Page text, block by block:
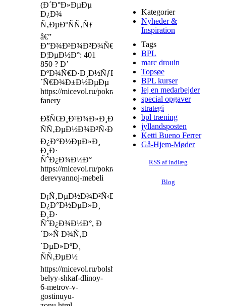
(Ð´Ð°Ð»ÐµÐµ
Ð¿Ð¾
Ñ‚ÐµÐºÑÑ‚Ñƒ
â€”
Ð”Ð¾Ð³Ð¾Ð²Ð¾Ñ€)
Ð¦ÐµÐ½Ð°: 401
850 ? Ð’
ÐºÐ¾Ñ€Ð·Ð¸Ð½ÑƒÐŸÐ¾Ð
´Ñ€Ð¾Ð±Ð½ÐµÐµ
https://micevol.ru/pokraska/pokraska-
fanery
ÐšÑ€Ð¸Ð²Ð¾Ð»Ð¸Ð½ÐµÐ¹Ð½Ñ‹Ðµ
ÑÑ‚ÐµÐ½Ð¾Ð²Ñ‹Ðµ
Ð¿Ð°Ð½ÐµÐ»Ð¸
Ð¸Ð·
ÑˆÐ¿Ð¾Ð½Ð°
https://micevol.ru/pokraska/pokraska-
derevyannoj-mebeli
Ð¡Ñ‚ÐµÐ½Ð¾Ð²Ñ‹Ðµ
Ð¿Ð°Ð½ÐµÐ»Ð¸
Ð¸Ð·
ÑˆÐ¿Ð¾Ð½Ð°, Ð
´Ð»Ñ Ð¾Ñ‚Ð
´ÐµÐ»ÐºÐ¸
ÑÑ‚ÐµÐ½
https://micevol.ru/bolshoy-
belyy-shkaf-dlinoy-
6-metrov-v-
gostinuyu-
Kategorier
Nyheder &
Inspiration
Tags
BPL
marc drouin
Topsøe
BPL kurser
lej en medarbejder
special opgaver
strategi
bpl træning
jyllandsposten
Ketti Bueno Ferrer
Gå-Hjem-Møder
RSS af indlæg
Blog